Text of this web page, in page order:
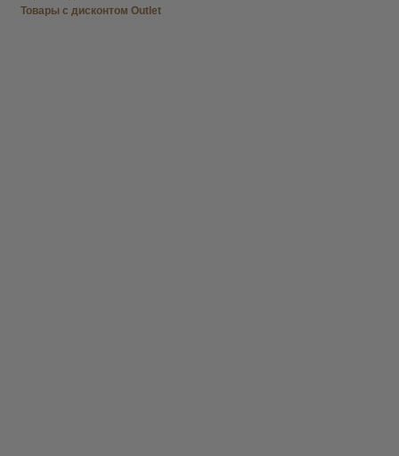
Товары с дисконтом Outlet